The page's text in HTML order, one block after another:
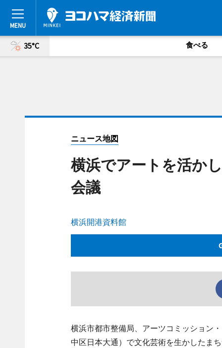
35°C 食べる
ニュース地図
横浜でアートを活か
会議
横浜開港資料館
横浜市都市整備局、アーツコミッション
中区日本大通）で文化芸術を生かしたま